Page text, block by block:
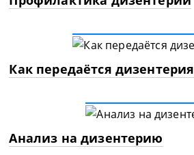
Как передаётся дизентерия
Анализ на дизентерию